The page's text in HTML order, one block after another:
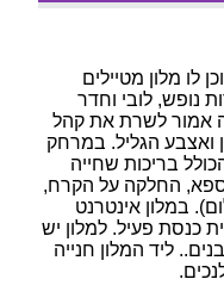
לו מלון מטיילים
דירות נופש, לובי וחדר
אמור לשרת את קהל
ואצבע הגליל. במרחק
בריכות שחייה
החלקה על הקרח,
במלון אינטרנט
כנסת פעיל. למלון יש
ליד המלון חנייה